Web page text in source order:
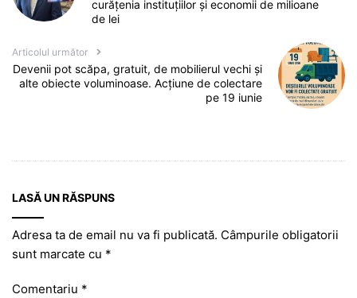
curățenia instituțiilor și economii de milioane
de lei
Articolul următor
Devenii pot scăpa, gratuit, de mobilierul vechi și
alte obiecte voluminoase. Acțiune de colectare
pe 19 iunie
LASĂ UN RĂSPUNS
Adresa ta de email nu va fi publicată. Câmpurile obligatorii
sunt marcate cu *
Comentariu *